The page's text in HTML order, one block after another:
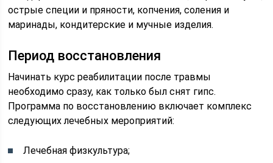
острые специи и пряности, копчения, соления и
маринады, кондитерские и мучные изделия.
Период восстановления
Начинать курс реабилитации после травмы
необходимо сразу, как только был снят гипс.
Программа по восстановлению включает комплекс
следующих лечебных мероприятий:
Лечебная физкультура;